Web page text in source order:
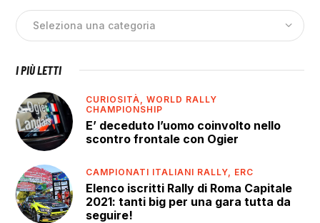
I PIÙ LETTI
CURIOSITÀ,WORLD RALLY
CHAMPIONSHIP
E’ deceduto l’uomo coinvolto nello
scontro frontale con Ogier
CAMPIONATI ITALIANI RALLY, ERC
Elenco iscritti Rally di Roma Capitale
2021: tanti big per una gara tutta da
seguire!